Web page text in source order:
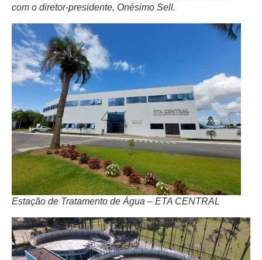
com o diretor-presidente, Onésimo Sell.
Estação de Tratamento de Água – ETA CENTRAL